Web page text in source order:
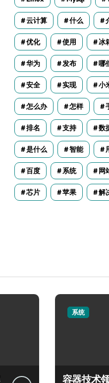
云计算 什么
优化 使用 冰
华为 发布 哪
安全 实现 小
怎么办 怎样
排名 支持 数
是什么 智能
百度 系统 网
芯片 苹果 解
系统
容器技术